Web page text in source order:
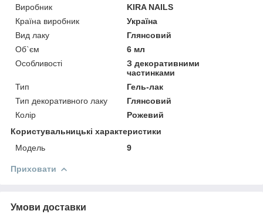
Виробник
KIRA NAILS
Країна виробник
Україна
Вид лаку
Глянсовий
Об`єм
6 мл
Особливості
З декоративними
частинками
Тип
Гель-лак
Тип декоративного лаку
Глянсовий
Колір
Рожевий
Користувальницькі характеристики
Мoдель
9
Приховати
Умови доставки